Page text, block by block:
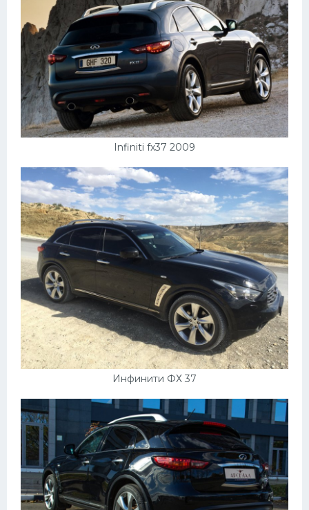
Infiniti fx37 2009
Инфинити ФХ 37
Тойота
Лодки
Шкода
Вертолеты
Мазда
Самокаты
Рено
Прогулочные суда
Хендай
Лимузины
Камаз
Автобусы
Хонда
Грузовики
Кадиллак
Автокемпер
Феррари
Поезда